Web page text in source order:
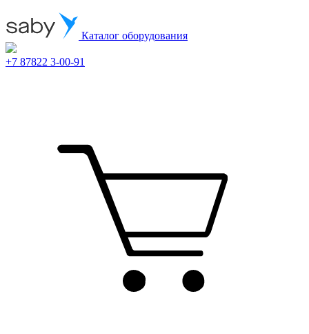
Каталог оборудования
+7 87822 3-00-91